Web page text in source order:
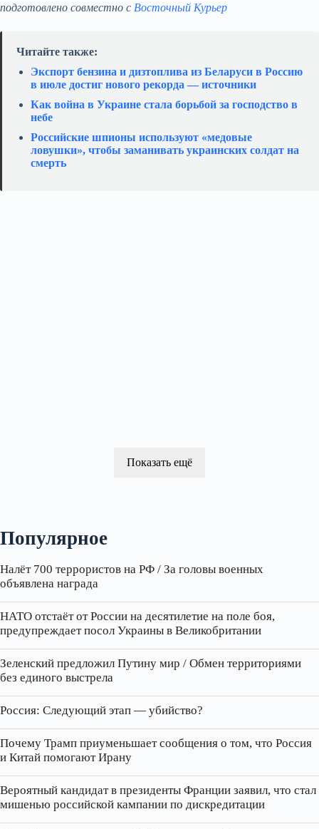
подготовлено совместно с Восточный Курьер
Читайте также:
Экспорт бензина и дизтоплива из Беларуси в Россию
в июле достиг нового рекорда — источники
Как война в Украине стала борьбой за господство в
небе
Российские шпионы используют «медовые
ловушки», чтобы заманивать украинских солдат на
смерть
Показать ещё
Популярное
Налёт 700 террористов на РФ / За головы военных
объявлена награда
НАТО отстаёт от России на десятилетие на поле боя,
предупреждает посол Украины в Великобритании
Зеленский предложил Путину мир / Обмен территориями
без единого выстрела
Россия: Следующий этап — убийство?
Почему Трамп приуменьшает сообщения о том, что Россия
и Китай помогают Ирану
Вероятный кандидат в президенты Франции заявил, что стал
мишенью российской кампании по дискредитации